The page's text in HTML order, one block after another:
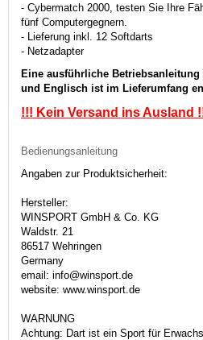
- Cybermatch 2000, testen Sie Ihre
fünf Computergegnern.
- Lieferung inkl. 12 Softdarts
- Netzadapter
Eine ausführliche
und Englisch ist im Lieferumfang
!!! Kein Versand ins Ausland
Bedienungsanleitung
Angaben zur Produktsicherheit:
Hersteller:
WINSPORT GmbH & Co. KG
Waldstr. 21
86517 Wehringen
Germany
email: info@winsport.de
website: www.winsport.de
WARNUNG
Achtung: Dart ist ein Sport für